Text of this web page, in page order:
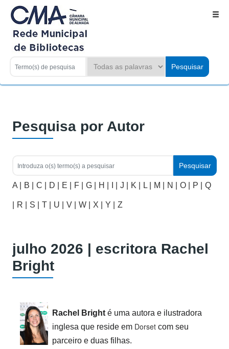
Pesquisa por Autor
A | B | C | D | E | F | G | H | J | K | L | M | N | O | P | Q
R | S | T | U | V | W | X | Y | Z
julho 2026 | escritora Rachel
Bright
Rachel Brighté uma autora e ilustradora
inglesa que reside em Dorsetcom seu
parceiro e duas filhas.